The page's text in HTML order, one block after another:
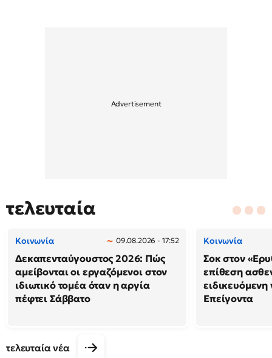
τελευταία
Κοινωνία 09.08.2026 - 17:52
Δεκαπενταύγουστος 2026: Πώς
αμείβονται οι εργαζόμενοι στον
ιδιωτικό τομέα όταν η αργία
πέφτει Σάββατο
Κοινωνία
Σοκ στον
επίθεση
Επείγοντα
τελευταία νέα